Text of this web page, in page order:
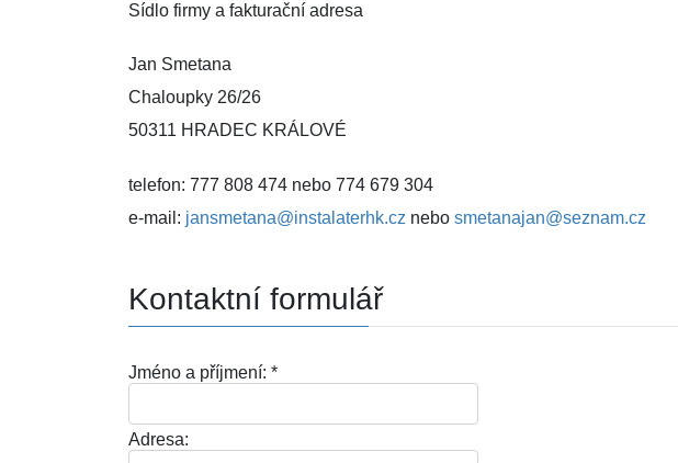
Sídlo firmy a fakturační adresa
Jan Smetana
Chaloupky 26/26
50311 HRADEC KRÁLOVÉ
telefon: 777 808 474 nebo 774 679 304
e-mail: jansmetana@instalaterhk.cz nebo smetanajan@seznam.cz
Kontaktní formulář
Jméno a příjmení: *
Adresa: